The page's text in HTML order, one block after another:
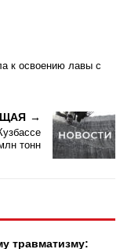
к освоению лавы с
тонн
травматизму: